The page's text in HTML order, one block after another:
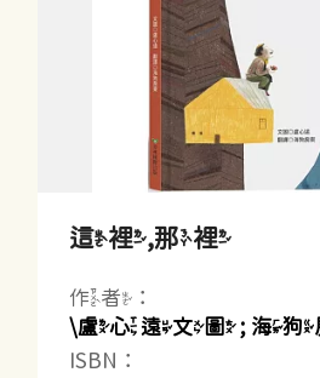
這裡,那裡
作者：
\盧心遠文圖 ; 海
ISBN：